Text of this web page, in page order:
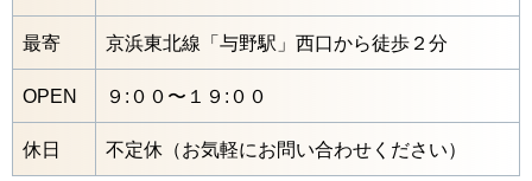
最寄 京浜東北線「与野駅」西口から徒歩２分
OPEN ９:００〜１９:００
休日 不定休（お気軽にお問い合わせください）